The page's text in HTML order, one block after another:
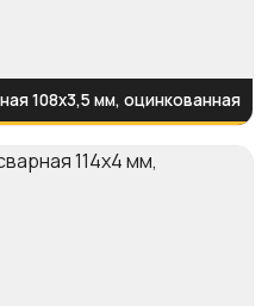
108x3,5 мм, оцинкованная